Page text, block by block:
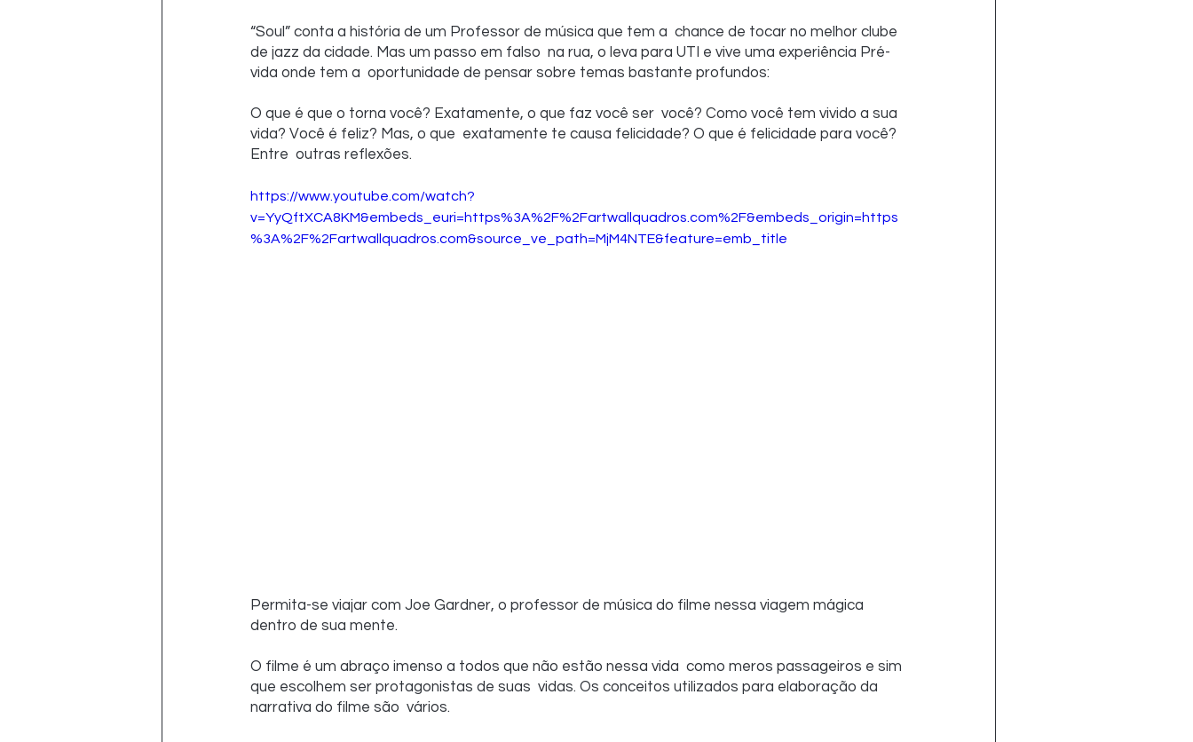
“Soul” conta a história de um Professor de música que tem a  chance de tocar no melhor clube
de jazz da cidade. Mas um passo em falso  na rua, o leva para UTI e vive uma experiência Pré-
vida onde tem a  oportunidade de pensar sobre temas bastante profundos:
O que é que o torna você? Exatamente, o que faz você ser  você? Como você tem vivido a sua
vida? Você é feliz? Mas, o que  exatamente te causa felicidade? O que é felicidade para você?
Entre  outras reflexões.
https://www.youtube.com/watch?
v=YyQftXCA8KM&embeds_euri=https%3A%2F%2Fartwallquadros.com%2F&embeds_origin=https
%3A%2F%2Fartwallquadros.com&source_ve_path=MjM4NTE&feature=emb_title
Permita-se viajar com Joe Gardner, o professor de música do filme nessa viagem mágica
dentro de sua mente.
O filme é um abraço imenso a todos que não estão nessa vida  como meros passageiros e sim
que escolhem ser protagonistas de suas  vidas. Os conceitos utilizados para elaboração da
narrativa do filme são  vários.